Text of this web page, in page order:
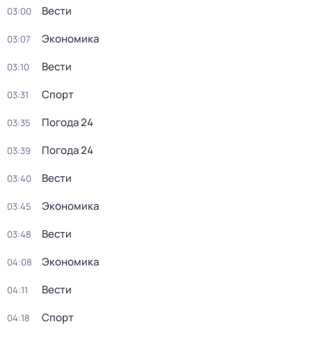
03:00 Вести
03:07 Экономика
03:10 Вести
03:31 Спорт
03:35 Погода 24
03:39 Погода 24
03:40 Вести
03:45 Экономика
03:48 Вести
04:08 Экономика
04:11 Вести
04:18 Спорт